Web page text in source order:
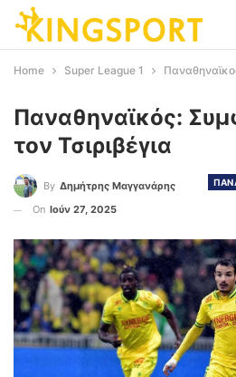
Home Super League 1
Παναθηναϊκός:
τον Τσιριβέγια
By Δημήτρης Μαγγανάρης
On Ιούν 27, 2025